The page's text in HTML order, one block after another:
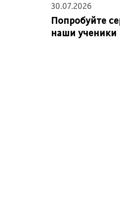
30.07.2026
Попробуйте
наши ученики